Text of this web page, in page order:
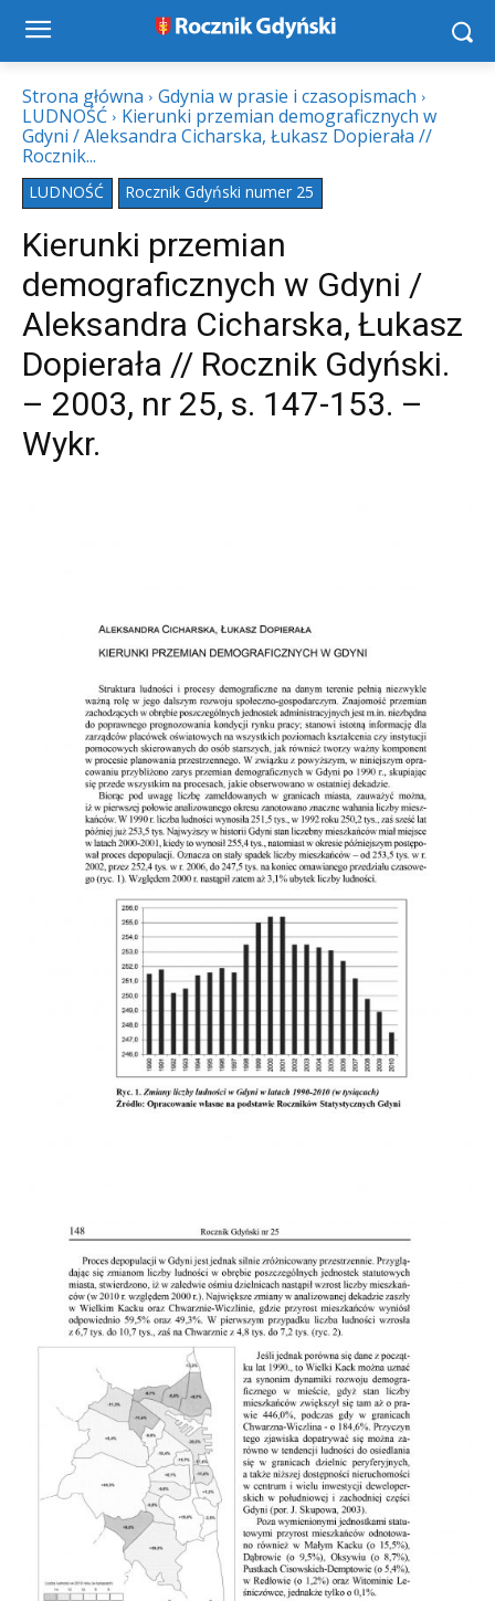
Strona główna
Gdynia w prasie i czasopismach
LUDNOŚĆ
Kierunki przemian demograficznych w
Gdyni / Aleksandra Cicharska, Łukasz Dopierała //
Rocznik...
LUDNOŚĆ Rocznik Gdyński numer 25
Kierunki przemian
demograficznych w Gdyni /
Aleksandra Cicharska, Łukasz
Dopierała // Rocznik Gdyński.
– 2003, nr 25, s. 147-153. –
Wykr.